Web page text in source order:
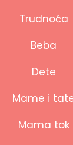
Trudnoća
Beba
Dete
Mame i
Mama tok